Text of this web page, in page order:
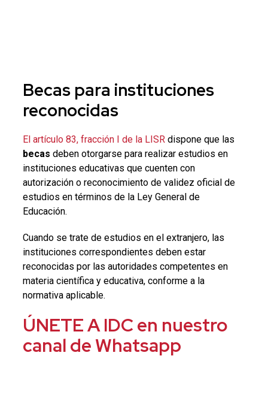
Becaspara instituciones
reconocidas
El artículo 83, fracción I de la LISR dispone que las
becas deben otorgarse para realizar estudios en
instituciones educativas que cuenten con
autorización o reconocimiento de validez oficial de
estudios en términos de la Ley General de
Educación.
Cuando se trate de estudios en el extranjero, las
instituciones correspondientes deben estar
reconocidas por las autoridades competentes en
materia científica y educativa, conforme a la
normativa aplicable.
ÚNETE A IDC en nuestro
canal de Whatsapp